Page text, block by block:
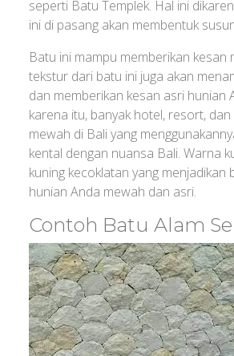
seperti Batu Templek. Hal ini
ini di pasang akan membentuk
Batu ini mampu memberikan kesan
tekstur dari batu ini juga akan
dan memberikan kesan asri hunian
karena itu, banyak hotel, resort,
mewah di Bali yang
kental dengan nuansa Bali. Warna
kuning kecoklatan yang menjadikan
hunian Anda mewah dan asri.
Contoh Batu Alam